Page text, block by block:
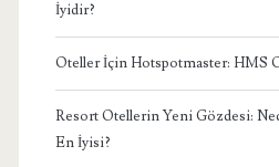
İyidir?
Oteller İçin Hotspotmaster: HMS
Resort Otellerin Yeni Gözdesi:
En İyisi?